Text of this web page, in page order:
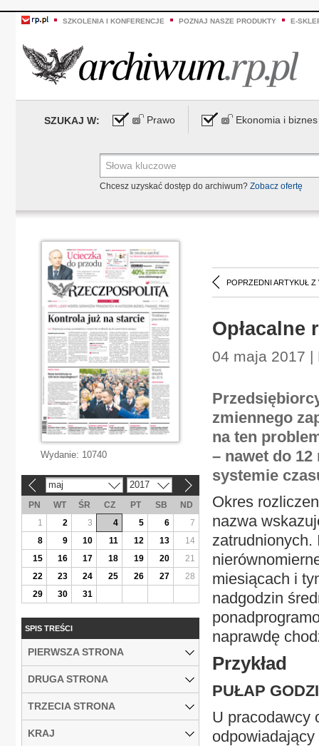
SZKOLENIA I KONFERENCJE POZNAJ NASZE PRODUKTY E-
SZUKAJ W: Prawo Ekonomia i biznes
Chcesz uzyskać dostęp do archiwum? Zobacz ofertę
POPRZEDNI ARTYKUŁ Z
04 maja 2017 |
zmiennego
na ten
– nawet do
systemie
Okres
nazwa
zatrudnionych.
miesiącach i
nadgodzin
naprawdę
Przykład
PUŁAP
U pracodawcy
Wydanie: 10740
maj 2017
PN WT ŚR CZ PT SB
ND
1
2 3 4 5 6
7
8
9 10 11 12 13
14
15
16 17 18 19 20
21
22
23 24 25 26 27
28
29
30 31
SPIS TREŚCI
PIERWSZA STRONA
DRUGA STRONA
TRZECIA STRONA
KRAJ